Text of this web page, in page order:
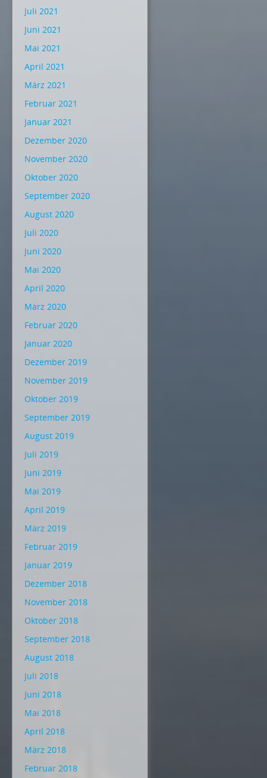
Juli 2021
Juni 2021
Mai 2021
April 2021
März 2021
Februar 2021
Januar 2021
Dezember 2020
November 2020
Oktober 2020
September 2020
August 2020
Juli 2020
Juni 2020
Mai 2020
April 2020
März 2020
Februar 2020
Januar 2020
Dezember 2019
November 2019
Oktober 2019
September 2019
August 2019
Juli 2019
Juni 2019
Mai 2019
April 2019
März 2019
Februar 2019
Januar 2019
Dezember 2018
November 2018
Oktober 2018
September 2018
August 2018
Juli 2018
Juni 2018
Mai 2018
April 2018
März 2018
Februar 2018